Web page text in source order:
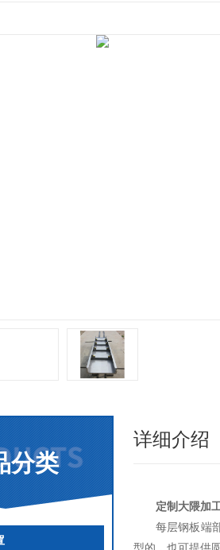
分类
详细介绍
定制大隈加
每层钢板端